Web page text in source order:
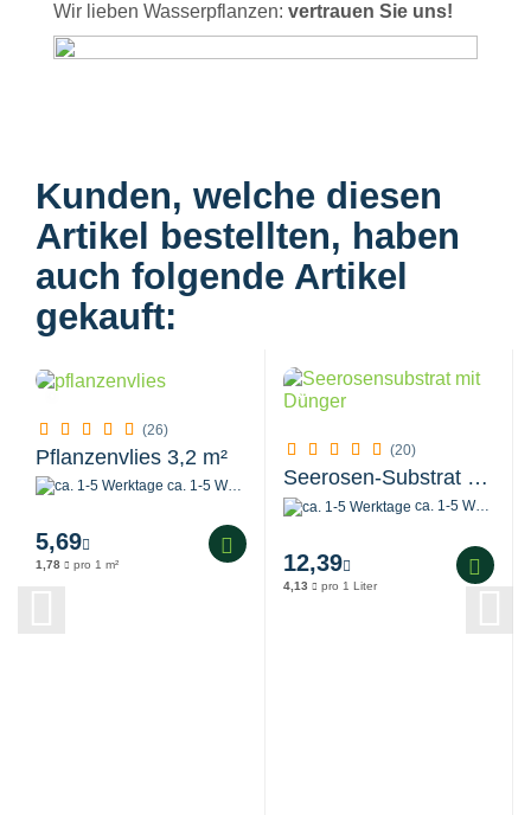
Wir lieben Wasserpflanzen: vertrauen Sie uns!
Kunden, welche diesen
Artikel bestellten, haben
auch folgende Artikel
gekauft:
(26)
Pflanzenvlies 3,2 m²
ca. 1-5 Werktage
5,69
1,78 pro 1 m²
(20)
Seerosen-Substrat - 3 Liter
ca. 1-5 Werktage
12,39
4,13 pro 1 Liter